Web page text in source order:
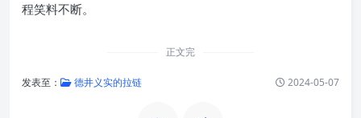
程笑料不断。
正文完
发表至： 德井义实的拉链 2024-05-07